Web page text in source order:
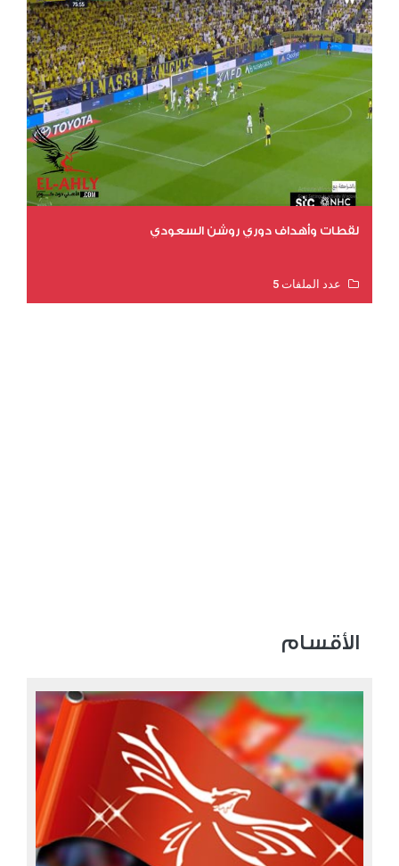
لقطات وأهداف دوري روشن السعودي
عدد الملفات 5
الأقسام